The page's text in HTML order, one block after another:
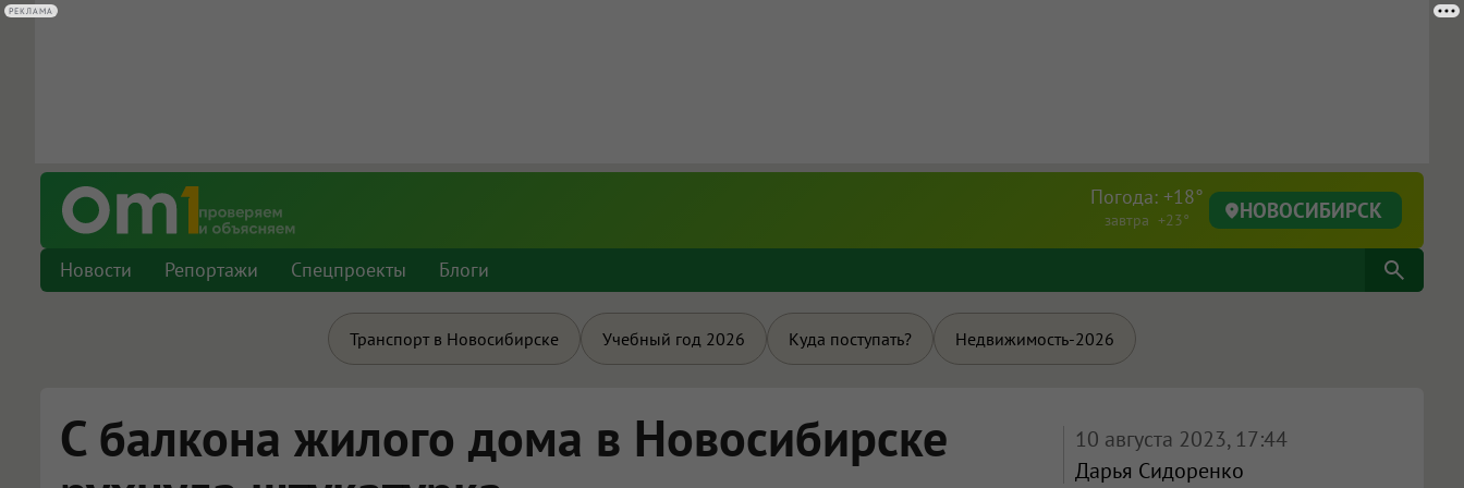
РЕКЛАМА
Погода: +18°
завтра +23° НОВОСИБИРСК
Новости Репортажи Спецпроекты Блоги
Транспорт в Новосибирске Учебный год 2026 Куда поступать? Недвижимость-2026
С балкона жилого дома в Новосибирске
10 августа 2023, 17:44
Дарья Сидоренко